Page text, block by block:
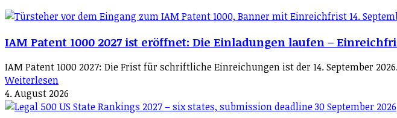
IAM Patent 1000 2027 ist eröffnet: Die Einladungen laufen –
IAM Patent 1000 2027: Die Frist für schriftliche Einreichungen ist der 14. September
Weiterlesen
4. August 2026